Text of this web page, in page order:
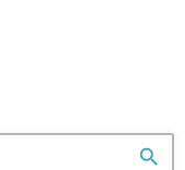
search